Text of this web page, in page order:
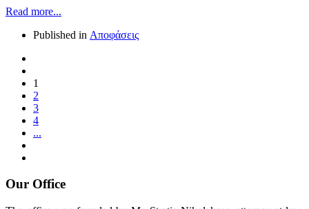
Read more...
Published in Αποφάσεις
1
2
3
4
...
Our Office